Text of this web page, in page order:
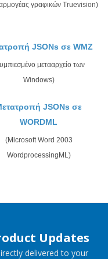
γραφικών Truevision)
JSONs σε WMZ
μετααρχείο των
Windows)
JSONs σε
WORDML
(Microsoft Word 2003
WordprocessingML)
Updates
delivered to your